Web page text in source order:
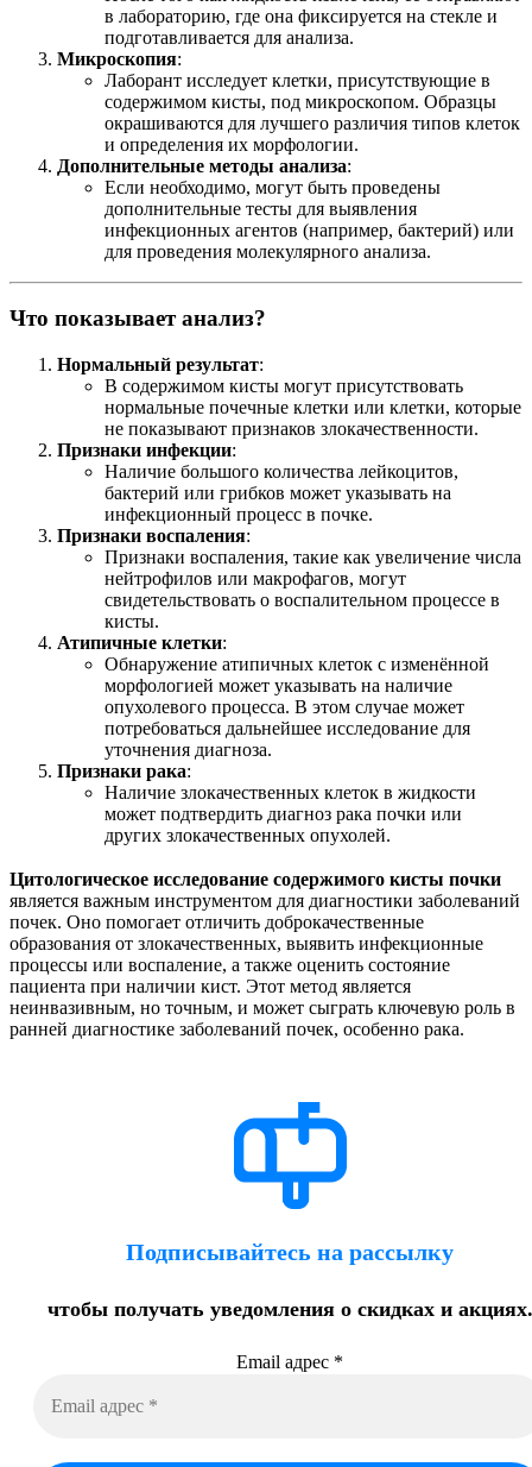
в лабораторию, где она фиксируется на стекле и
подготавливается для анализа.
Микроскопия:
Лаборант исследует клетки, присутствующие в
содержимом кисты, под микроскопом. Образцы
окрашиваются для лучшего различия типов клеток
и определения их морфологии.
Дополнительные методы анализа:
Если необходимо, могут быть проведены
дополнительные тесты для выявления
инфекционных агентов (например, бактерий) или
для проведения молекулярного анализа.
Что показывает анализ?
Нормальный результат:
В содержимом кисты могут присутствовать
нормальные почечные клетки или клетки, которые
не показывают признаков злокачественности.
Признаки инфекции:
Наличие большого количества лейкоцитов,
бактерий или грибков может указывать на
инфекционный процесс в почке.
Признаки воспаления:
Признаки воспаления, такие как увеличение числа
нейтрофилов или макрофагов, могут
свидетельствовать о воспалительном процессе в
кисты.
Атипичные клетки:
Обнаружение атипичных клеток с изменённой
морфологией может указывать на наличие
опухолевого процесса. В этом случае может
потребоваться дальнейшее исследование для
уточнения диагноза.
Признаки рака:
Наличие злокачественных клеток в жидкости
может подтвердить диагноз рака почки или
других злокачественных опухолей.
Цитологическое исследование содержимого кисты почки
является важным инструментом для диагностики заболеваний
почек. Оно помогает отличить доброкачественные
образования от злокачественных, выявить инфекционные
процессы или воспаление, а также оценить состояние
пациента при наличии кист. Этот метод является
неинвазивным, но точным, и может сыграть ключевую роль в
ранней диагностике заболеваний почек, особенно рака.
Подписывайтесь на рассылку
чтобы получать уведомления о скидках и акциях.
Email адрес *